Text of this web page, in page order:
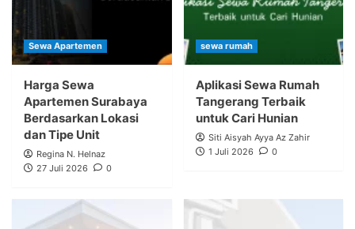
Sewa Apartemen
Harga Sewa
Apartemen Surabaya
Berdasarkan Lokasi
dan Tipe Unit
Regina N. Helnaz
27 Juli 2026
0
sewa rumah
Aplikasi Sewa Rumah
Tangerang Terbaik
untuk Cari Hunian
Siti Aisyah Ayya Az Zahir
1 Juli 2026
0